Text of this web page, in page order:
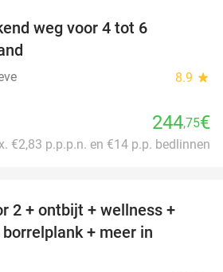
weg voor 4 tot 6
8.9 star
244,75€
€2,83 p.p.p.n. en €14 p.p. bedlinnen
33%
2 + ontbijt + wellness +
+ meer in